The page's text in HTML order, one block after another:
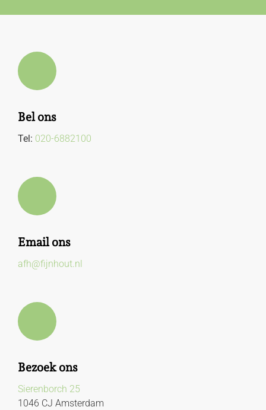
Bel ons
Tel: 020-6882100
Email ons
afh@fijnhout.nl
Bezoek ons
Sierenborch 25
1046 CJ Amsterdam